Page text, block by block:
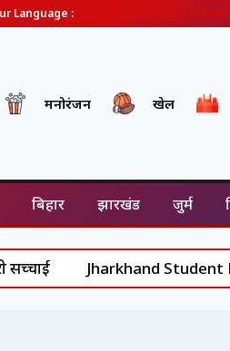
Language : Hindi
मनोरंजन खेल
बिहार झारखंड जुर्म
Jharkhand Student